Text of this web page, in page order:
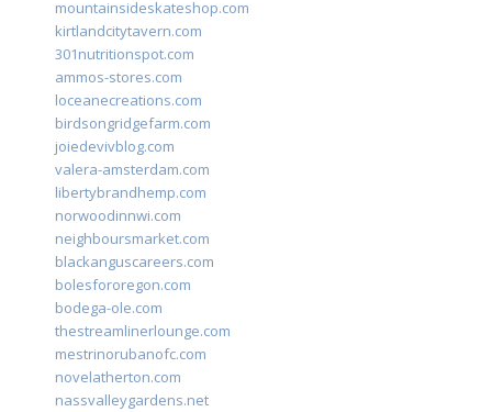
mountainsideskateshop.com
kirtlandcitytavern.com
301nutritionspot.com
ammos-stores.com
loceanecreations.com
birdsongridgefarm.com
joiedevivblog.com
valera-amsterdam.com
libertybrandhemp.com
norwoodinnwi.com
neighboursmarket.com
blackanguscareers.com
bolesfororegon.com
bodega-ole.com
thestreamlinerlounge.com
mestrinorubanofc.com
novelatherton.com
nassvalleygardens.net